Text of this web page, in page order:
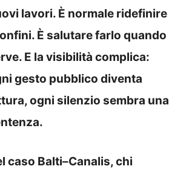
lavori. È normale ridefinire
È salutare farlo quando
E la visibilità complica:
gesto pubblico diventa
ogni silenzio sembra una
caso Balti–Canalis, chi